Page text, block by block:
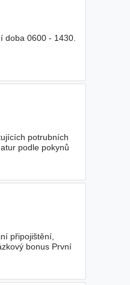
doba 0600 - 1430.
potrubních
podle pokynů
připojištění,
bonus První